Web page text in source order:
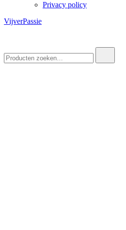
Privacy policy
VijverPassie
naar: